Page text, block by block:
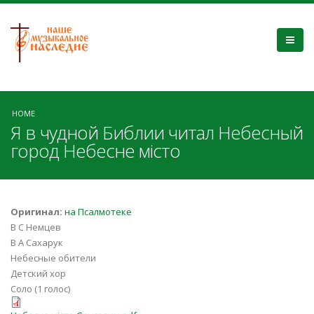
HOME
Я в чудной Библии читал Небесный
город Небесне місто
Оригинал: на Псалмотеке
В С Немцев
В А Сахарук
Небесные обители
Детский хор
Соло (1 голос)